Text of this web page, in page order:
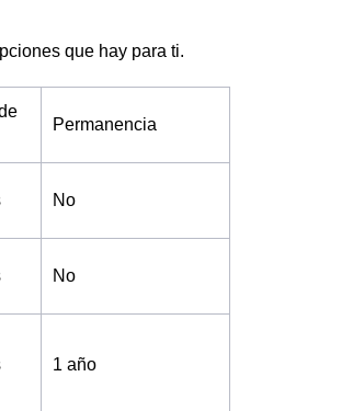
que hay para ti.
Permanencia
No
No
1 año